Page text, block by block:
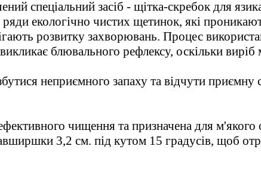
спеціальний засіб - щітка-скребок для
ряди екологічно чистих щетинок, які
розвитку захворювань. Процес
блювального рефлексу, оскільки виріб
неприємного запаху та відчути приємну
чищення та призначена для
3,2 см. під кутом 15 градусів, щоб